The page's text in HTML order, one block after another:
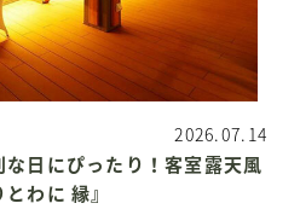
2026.07.14
日にぴったり！客室露天風
わに 縁』